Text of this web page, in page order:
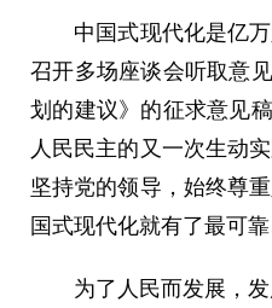
中国式现代化是亿万
召开多场座谈会听取意
划的建议》的征求意见
人民民主的又一次生动
坚持党的领导，始终尊
国式现代化就有了最可
为了人民而发展，发